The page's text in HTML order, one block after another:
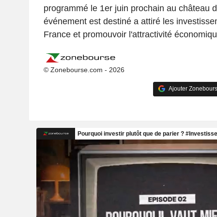
programmé le 1er juin prochain au château
événement est destiné a attiré les
France et promouvoir l'attractivité
© Zonebourse.com - 2026
Ajouter